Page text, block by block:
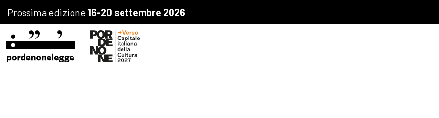
Prossima edizione16-20 settembre 2026